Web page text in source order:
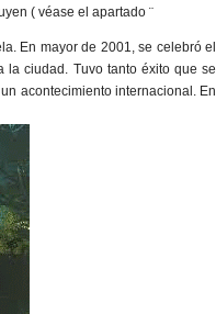
( véase el apartado ¨
En mayor de 2001, se celebró el
la ciudad. Tuvo tanto éxito que se
acontecimiento internacional. En